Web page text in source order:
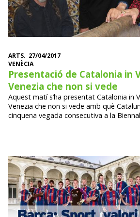
ARTS. 27/04/2017
VENÈCIA
Presentació de Catalonia in
Venezia che non si vede
Aquest matí s’ha presentat Catalonia in
Venezia che non si vede amb què
cinquena vegada consecutiva a la